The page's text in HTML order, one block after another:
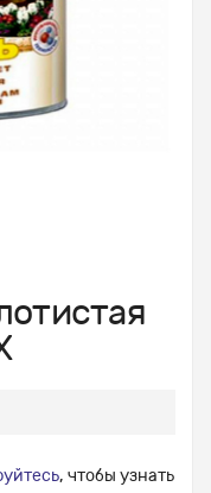
, чтобы узнать